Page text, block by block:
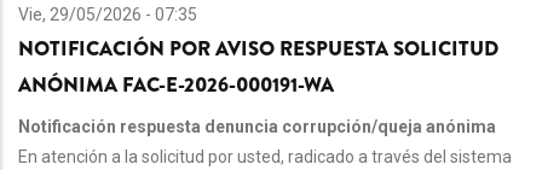
Vie, 29/05/2026 - 07:35
NOTIFICACIÓN POR AVISO RESPUESTA SOLICITUD
ANÓNIMA FAC-E-2026-000191-WA
Notificación respuesta denuncia corrupción/queja anónima
En atención a la solicitud por usted, radicado a través del sistema